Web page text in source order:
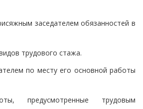
заседателем обязанностей в
трудового стажа.
по месту его основной работы
предусмотренные трудовым